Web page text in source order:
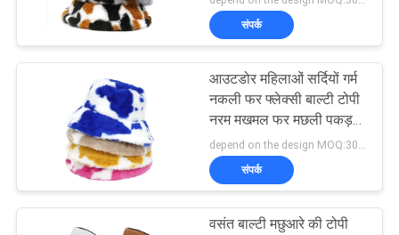
समायोज्य गोल्फ सलाम
25
संपर्क
आउटडोर महिलाओं सर्दियों गर्म
नकली फर फ्लेक्सी बाल्टी टोपी
नरम मखमल फर मछली पकड़ने
के टोपी लड़की फैशन पनामा
संपर्क
वसंत बाल्टी मछुआरे की टोपी